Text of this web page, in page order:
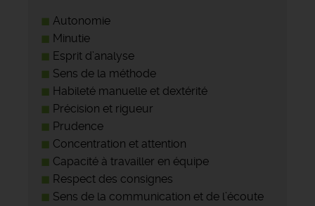
Autonomie
Minutie
Esprit d’analyse
Sens de la méthode
Habileté manuelle et dextérité
Précision et rigueur
Prudence
Concentration et attention
Capacité à travailler en équipe
Respect des consignes
Sens de la communication et de l’écoute